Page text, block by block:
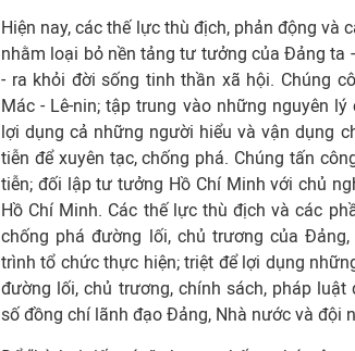
Hiện nay, các thế lực thù địch, phản động và
nhằm loại bỏ nền tảng tư tưởng của Đảng ta
- ra khỏi đời sống tinh thần xã hội. Chúng
Mác - Lê-nin; tập trung vào những nguyên
lợi dụng cả những người hiểu và vận dụng
tiễn để xuyên tạc, chống phá. Chúng tấn
tiễn; đối lập tư tưởng Hồ Chí Minh với chủ
Hồ Chí Minh. Các thế lực thù địch và các
chống phá đường lối, chủ trương của
trình tổ chức thực hiện; triệt để lợi dụng
đường lối, chủ trương, chính sách, pháp
số đồng chí lãnh đạo Đảng, Nhà nước và đội